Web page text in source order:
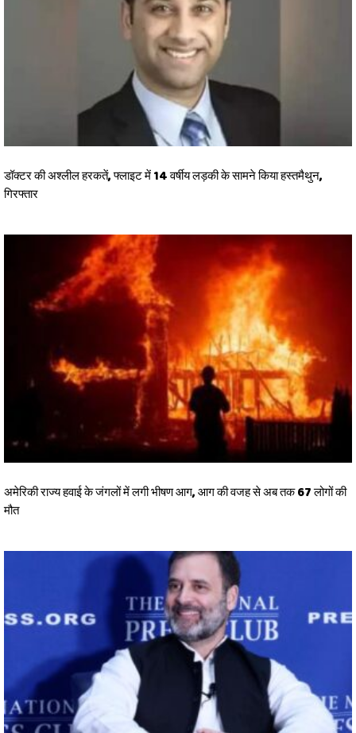
डॉक्टर की अश्लील हरकतें, फ्लाइट में 14 वर्षीय लड़की के सामने किया हस्तमैथुन,
गिरफ्तार
अमेरिकी राज्य हवाई के जंगलों में लगी भीषण आग, आग की वजह से अब तक 67 लोगों की
मौत